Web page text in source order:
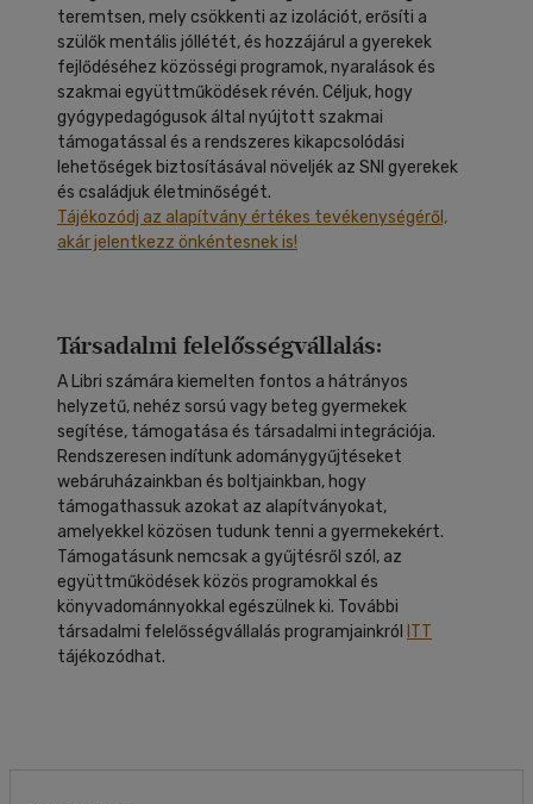
teremtsen, mely csökkenti az izolációt, erősíti a
szülők mentális jóllétét, és hozzájárul a gyerekek
fejlődéséhez közösségi programok, nyaralások és
szakmai együttműködések révén. Céljuk, hogy
gyógypedagógusok által nyújtott szakmai
támogatással és a rendszeres kikapcsolódási
lehetőségek biztosításával növeljék az SNI gyerekek
és családjuk életminőségét.
Tájékozódj az alapítvány értékes tevékenységéről,
akár jelentkezz önkéntesnek is!
Társadalmi felelősségvállalás:
A Libri számára kiemelten fontos a hátrányos
helyzetű, nehéz sorsú vagy beteg gyermekek
segítése, támogatása és társadalmi integrációja.
Rendszeresen indítunk adománygyűjtéseket
webáruházainkban és boltjainkban, hogy
támogathassuk azokat az alapítványokat,
amelyekkel közösen tudunk tenni a gyermekekért.
Támogatásunk nemcsak a gyűjtésről szól, az
együttműködések közös programokkal és
könyvadománnyokkal egészülnek ki. További
társadalmi felelősségvállalás programjainkról
ITT
tájékozódhat.